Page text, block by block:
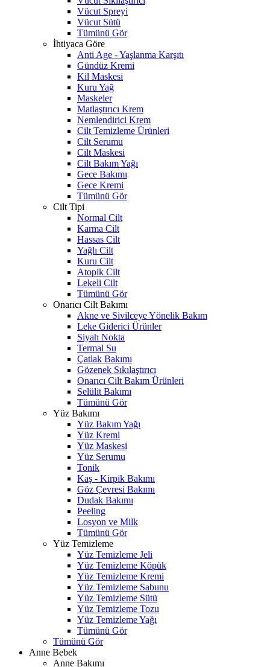
Vücut Spreyi
Vücut Sütü
Tümünü Gör
İhtiyaca Göre
Anti Age - Yaşlanma Karşıtı
Gündüz Kremi
Kil Maskesi
Kuru Yağ
Maskeler
Matlaştırıcı Krem
Nemlendirici Krem
Cilt Temizleme Ürünleri
Cilt Serumu
Cilt Maskesi
Cilt Bakım Yağı
Gece Bakımı
Gece Kremi
Tümünü Gör
Cilt Tipi
Normal Cilt
Karma Cilt
Hassas Cilt
Yağlı Cilt
Kuru Cilt
Atopik Cilt
Lekeli Cilt
Tümünü Gör
Onarıcı Cilt Bakımı
Akne ve Sivilceye Yönelik Bakım
Leke Giderici Ürünler
Siyah Nokta
Termal Su
Çatlak Bakımı
Gözenek Sıkılaştırıcı
Onarıcı Cilt Bakım Ürünleri
Selülit Bakımı
Tümünü Gör
Yüz Bakımı
Yüz Bakım Yağı
Yüz Kremi
Yüz Maskesi
Yüz Serumu
Tonik
Kaş - Kirpik Bakımı
Göz Çevresi Bakımı
Dudak Bakımı
Peeling
Losyon ve Milk
Tümünü Gör
Yüz Temizleme
Yüz Temizleme Jeli
Yüz Temizleme Köpük
Yüz Temizleme Kremi
Yüz Temizleme Sabunu
Yüz Temizleme Sütü
Yüz Temizleme Tozu
Yüz Temizleme Yağı
Tümünü Gör
Tümünü Gör
Anne Bebek
Anne Bakımı